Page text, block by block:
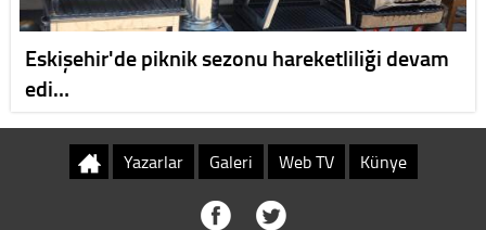
Eskişehir'de piknik sezonu hareketliliği devam
edi…
Yazarlar Galeri Web TV Künye